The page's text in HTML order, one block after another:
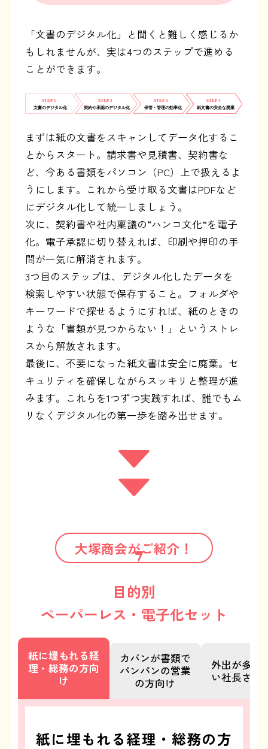
「文書のデジタル化」と聞くと難しく感じるか
もしれませんが、実は4つのステップで進める
ことができます。
まずは紙の文書をスキャンしてデータ化するこ
とからスタート。請求書や見積書、契約書な
ど、今ある書類をパソコン（PC）上で扱えるよ
うにします。これから受け取る文書はPDFなど
にデジタル化して統一しましょう。
次に、契約書や社内稟議の“ハンコ文化”を電子
化。電子承認に切り替えれば、印刷や押印の手
間が一気に解消されます。
3つ目のステップは、デジタル化したデータを
検索しやすい状態で保存すること。フォルダや
キーワードで探せるようにすれば、紙のときの
ような「書類が見つからない！」というストレ
スから解放されます。
最後に、不要になった紙文書は安全に廃棄。セ
キュリティを確保しながらスッキリと整理が進
みます。これらを1つずつ実践すれば、誰でもム
リなくデジタル化の第一歩を踏み出せます。
大塚商会がご紹介！
目的別
ペーパーレス・電子化セット
紙に埋もれる経
理・総務の方向
け
カバンが書類で
パンパンの営業
の方向け
外出が多く
い社長さん
紙に埋もれる経理・総務の方